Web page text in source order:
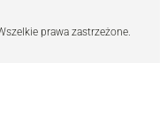
prawa zastrzeżone.